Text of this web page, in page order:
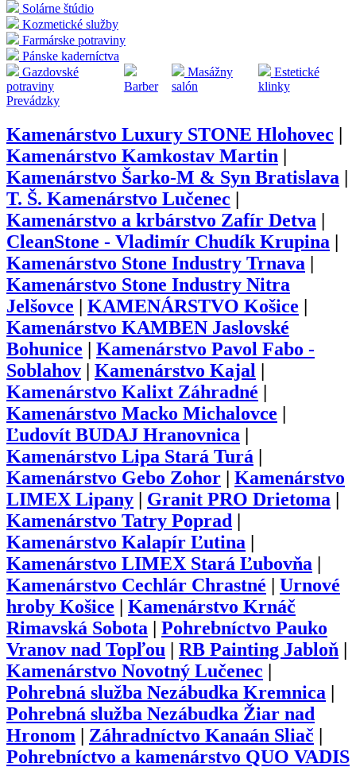
Solárne štúdio
Kozmetické služby
Farmárske potraviny
Pánske kaderníctva
Gazdovské
potraviny
Barber
Masážny
salón
Estetické
klinky
Prevádzky
Kamenárstvo Luxury STONE Hlohovec |
Kamenárstvo Kamkostav Martin |
Kamenárstvo Šarko-M & Syn Bratislava |
T. Š. Kamenárstvo Lučenec |
Kamenárstvo a krbárstvo Zafír Detva |
CleanStone - Vladimír Chudík Krupina |
Kamenárstvo Stone Industry Trnava |
Kamenárstvo Stone Industry Nitra
Jelšovce | KAMENÁRSTVO Košice |
Kamenárstvo KAMBEN Jaslovské
Bohunice | Kamenárstvo Pavol Fabo -
Soblahov | Kamenárstvo Kajal |
Kamenárstvo Kalixt Záhradné |
Kamenárstvo Macko Michalovce |
Ľudovít BUDAJ Hranovnica |
Kamenárstvo Lipa Stará Turá |
Kamenárstvo Gebo Zohor | Kamenárstvo
LIMEX Lipany | Granit PRO Drietoma |
Kamenárstvo Tatry Poprad |
Kamenárstvo Kalapír Ľutina |
Kamenárstvo LIMEX Stará Ľubovňa |
Kamenárstvo Cechlár Chrastné | Urnové
hroby Košice | Kamenárstvo Krnáč
Rimavská Sobota | Pohrebníctvo Pauko
Vranov nad Topľou | RB Painting Jabloň |
Kamenárstvo Novotný Lučenec |
Pohrebná služba Nezábudka Kremnica |
Pohrebná služba Nezábudka Žiar nad
Hronom | Záhradníctvo Kanaán Sliač |
Pohrebníctvo a kamenárstvo QUO VADIS